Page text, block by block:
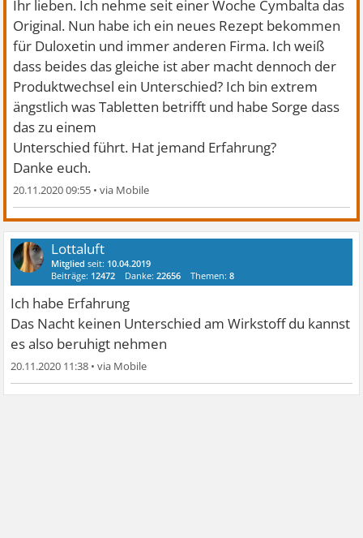
Ihr lieben. Ich nehme seit einer Woche Cymbalta das
Original. Nun habe ich ein neues Rezept bekommen
für Duloxetin und immer anderen Firma. Ich weiß
dass beides das gleiche ist aber macht dennoch der
Produktwechsel ein Unterschied? Ich bin extrem
ängstlich was Tabletten betrifft und habe Sorge dass
das zu einem
Unterschied führt. Hat jemand Erfahrung?
Danke euch.
20.11.2020 09:55 •
Lottaluft
Mitglied seit: 10.04.2019
Beiträge: 12472 Danke:22656 Themen:8
Ich habe Erfahrung
Das Nacht keinen Unterschied am Wirkstoff du kannst
es also beruhigt nehmen
20.11.2020 11:38 •